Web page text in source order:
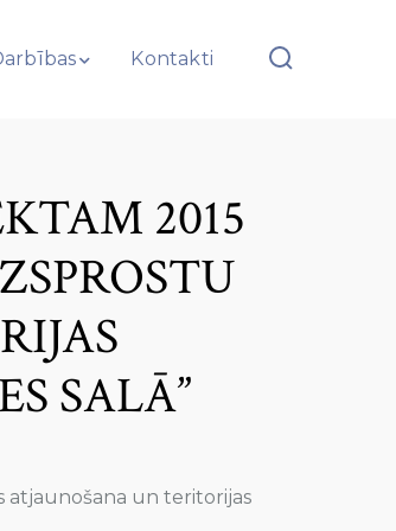
Kontakti
2015
SALĀ”
atjaunošana un teritorijas